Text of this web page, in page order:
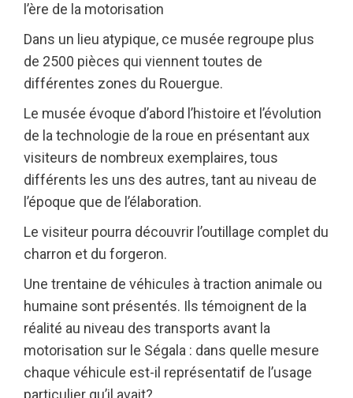
l’ère de la motorisation
Dans un lieu atypique, ce musée regroupe plus
de 2500 pièces qui viennent toutes de
différentes zones du Rouergue.
Le musée évoque d’abord l’histoire et l’évolution
de la technologie de la roue en présentant aux
visiteurs de nombreux exemplaires, tous
différents les uns des autres, tant au niveau de
l’époque que de l’élaboration.
Le visiteur pourra découvrir l’outillage complet du
charron et du forgeron.
Une trentaine de véhicules à traction animale ou
humaine sont présentés. Ils témoignent de la
réalité au niveau des transports avant la
motorisation sur le Ségala : dans quelle mesure
chaque véhicule est-il représentatif de l’usage
particulier qu’il avait?